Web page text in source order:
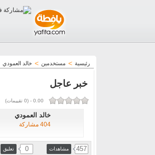
رئيسية > مستخدمين > خالد العمودي
خبر عاجل
0.00
-
(
0 تقييمات)
خالد العمودي
404 مشاركة
457 مشاهدات 0 تعليق